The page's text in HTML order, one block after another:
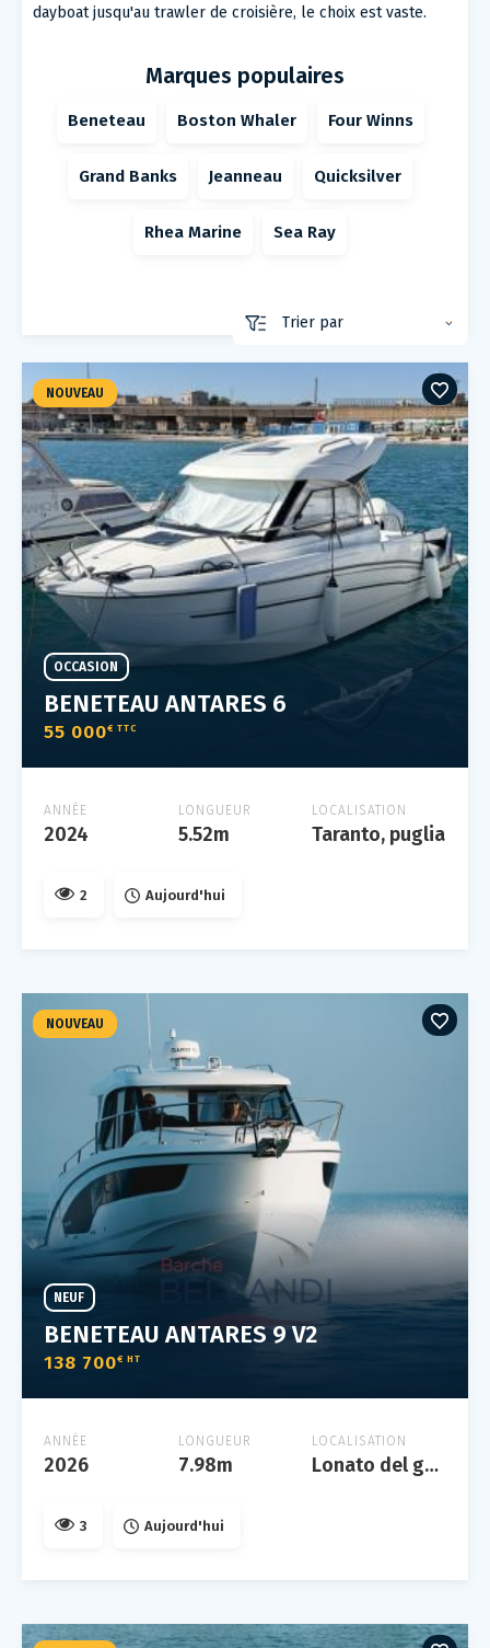
dayboat jusqu'au trawler de croisière, le choix est vaste.
Marques populaires
Beneteau Boston Whaler Four Winns
Grand Banks Jeanneau Quicksilver
Rhea Marine Sea Ray
BENETEAU ANTARES 6
55 000€ TTC
OCCASION
ANNÉE
2024
LONGUEUR
5.52m
LOCALISATION
Taranto, puglia
NOUVEAU
2 Aujourd'hui
BENETEAU ANTARES 9 V2
138 700€ HT
NEUF
ANNÉE
2026
LONGUEUR
7.98m
LOCALISATION
Lonato del garda
NOUVEAU
3 Aujourd'hui